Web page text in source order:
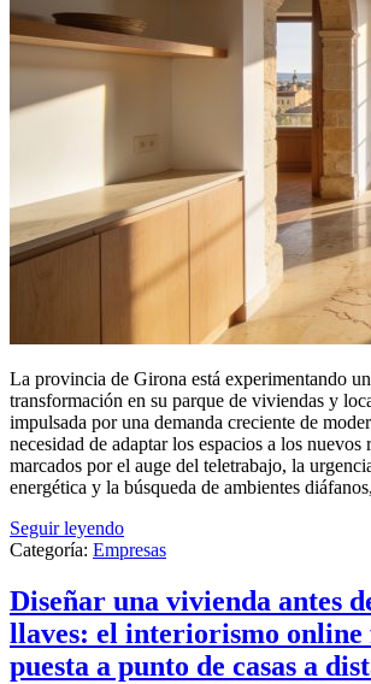
La provincia de Girona está experimentando
transformación en su parque de viviendas y
impulsada por una demanda creciente de
necesidad de adaptar los espacios a los nuevos
marcados por el auge del teletrabajo, la
energética y la búsqueda de ambientes
Seguir leyendo
Categoría: Empresas
Diseñar una vivienda antes
llaves: el interiorismo
puesta a punto de casas a